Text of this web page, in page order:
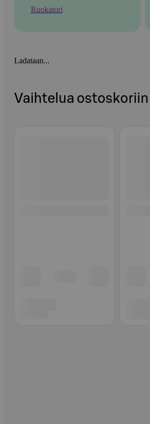
Ruokatori
Ladataan...
Vaihtelua ostoskoriin